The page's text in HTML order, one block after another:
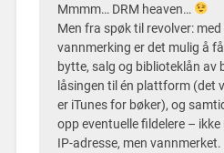
Mmmm… DRM heaven…
Men fra spøk til revolver:
vannmerking er det mulig å
bytte, salg og biblioteklån av
låsingen til én plattform (det
er iTunes for bøker), og
opp eventuelle fildelere –
IP-adresse, men vannmerket.